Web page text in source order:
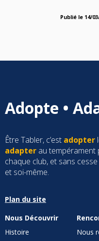
Publié le 14/
Adopte •
Être Tabler, c’est adopter
adapter au tempérament
chaque club, et sans
et soi-même.
Plan du site
Nous Découvrir
Histoire
Nous